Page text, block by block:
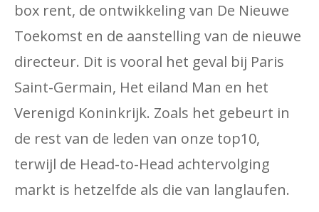
box rent, de ontwikkeling van De Nieuwe
Toekomst en de aanstelling van de nieuwe
directeur. Dit is vooral het geval bij Paris
Saint-Germain, Het eiland Man en het
Verenigd Koninkrijk. Zoals het gebeurt in
de rest van de leden van onze top10,
terwijl de Head-to-Head achtervolging
markt is hetzelfde als die van langlaufen.